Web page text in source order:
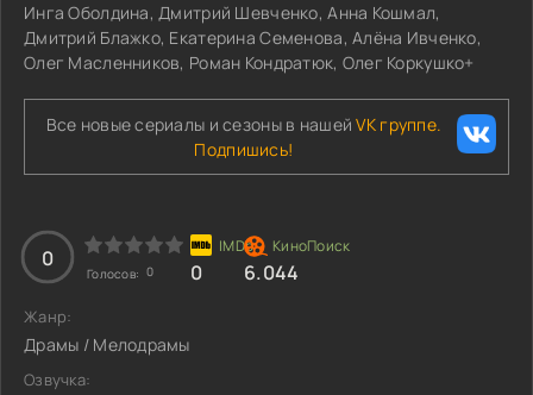
Инга Оболдина, Дмитрий Шевченко, Анна Кошмал,
Дмитрий Блажко, Екатерина Семенова, Алёна Ивченко,
Олег Масленников, Роман Кондратюк, Олег Коркушко+
Все новые сериалы и сезоны в нашейVK группе.
Подпишись!
0
Голосов: 0 0 6.044
Жанр:
Драмы / Мелодрамы
Озвучка: